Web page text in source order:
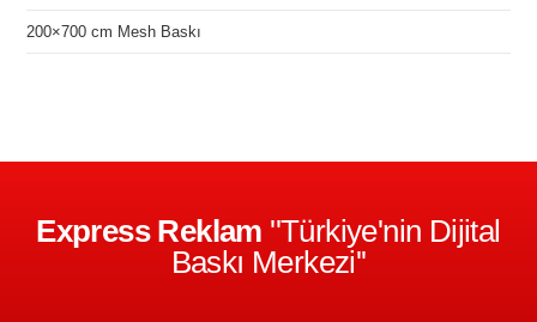
200×700 cm Mesh Baskı
Express Reklam ''Türkiye'nin Dijital
Baskı Merkezi''